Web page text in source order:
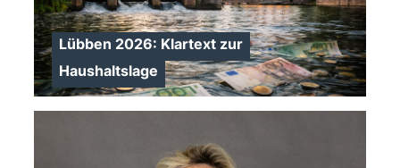
Lübben 2026: Klartext zur
Haushaltslage